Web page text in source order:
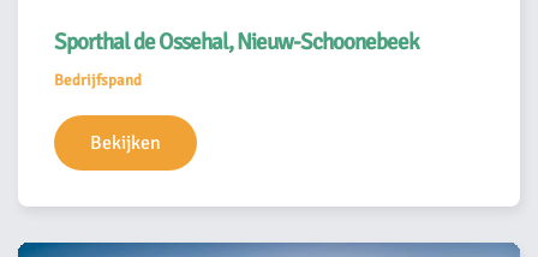
Sporthal de Ossehal, Nieuw-Schoonebeek
Bedrijfspand
Bekijken